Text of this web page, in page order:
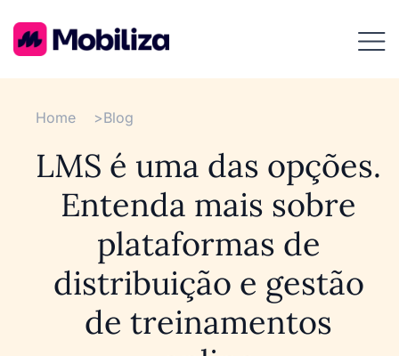
Home >Blog
LMS é uma das opções.
Entenda mais sobre
plataformas de
distribuição e gestão
de treinamentos